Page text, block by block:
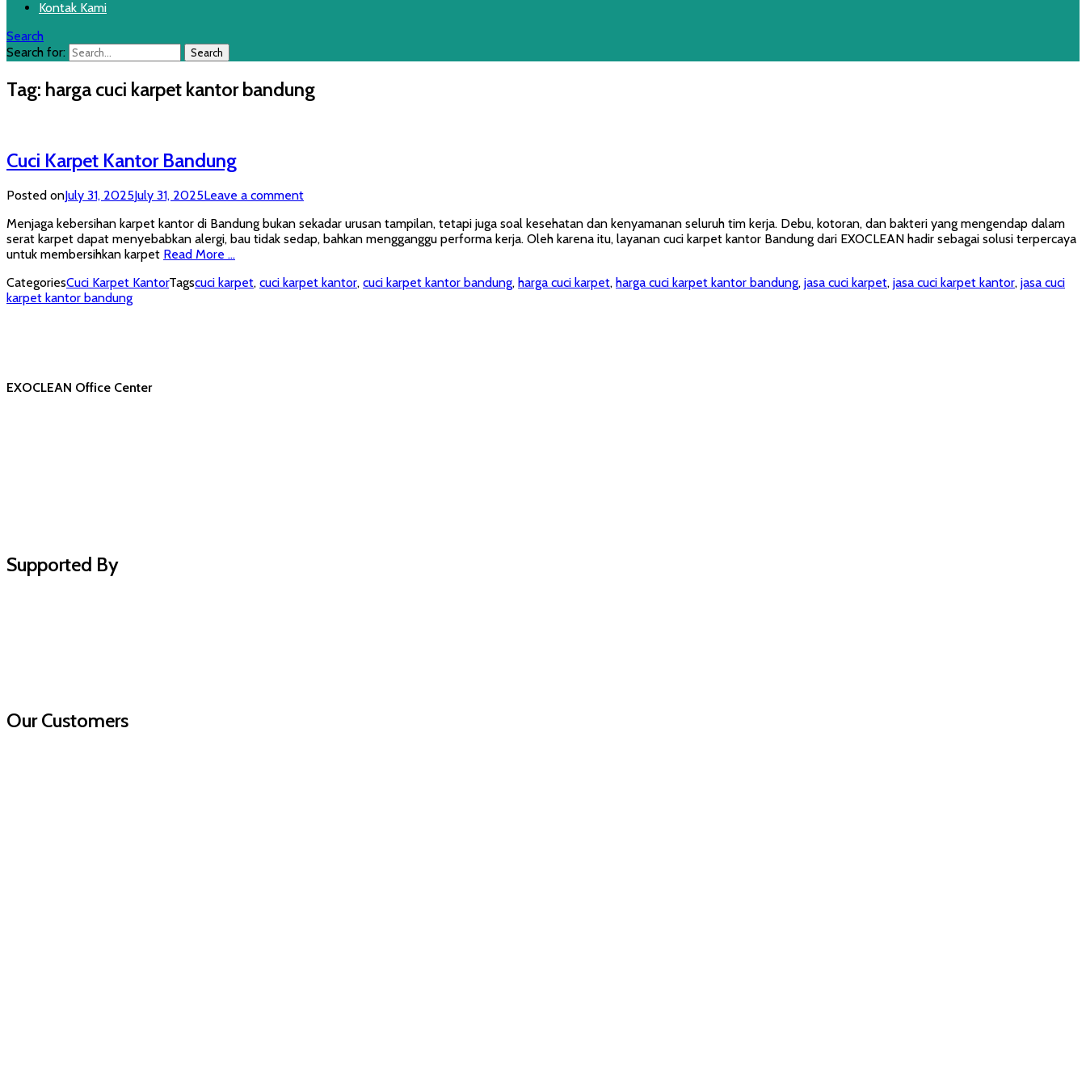
Kontak Kami
Search
Search for:
Tag: harga cuci karpet kantor bandung
Cuci Karpet Kantor Bandung
Posted onJuly 31, 2025July 31, 2025Leave a comment
Menjaga kebersihan karpet kantor di Bandung bukan sekadar urusan tampilan, tetapi juga soal kesehatan dan kenyamanan seluruh tim kerja. Debu, kotoran, dan bakteri yang mengendap dalam
serat karpet dapat menyebabkan alergi, bau tidak sedap, bahkan mengganggu performa kerja. Oleh karena itu, layanan cuci karpet kantor Bandung dari EXOCLEAN hadir sebagai solusi terpercaya
untuk membersihkan karpet Read More …
CategoriesCuci Karpet KantorTagscuci karpet, cuci karpet kantor, cuci karpet kantor bandung, harga cuci karpet, harga cuci karpet kantor bandung, jasa cuci karpet, jasa cuci karpet kantor, jasa cuci
karpet kantor bandung
EXOCLEAN Office Center
Supported By
Our Customers